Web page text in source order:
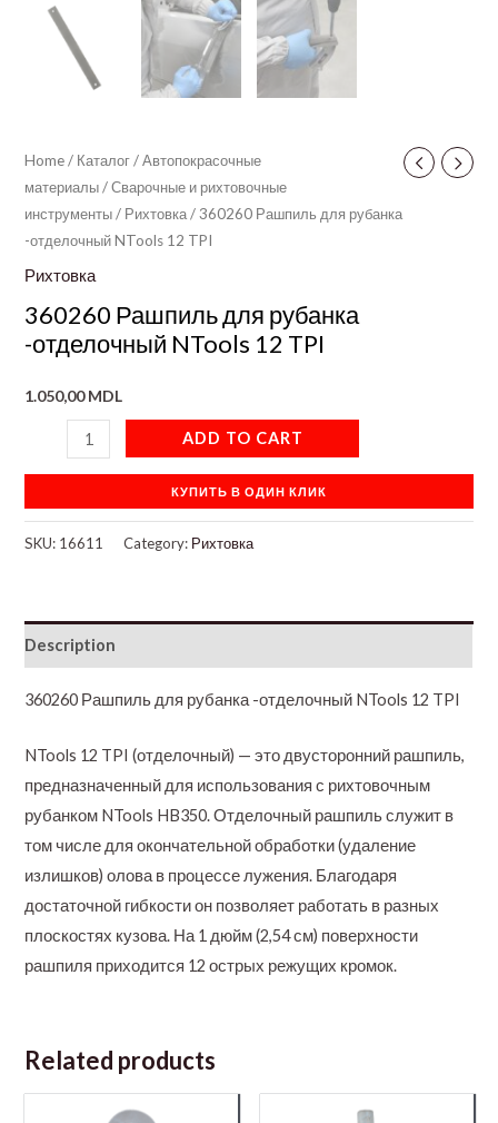
Home/ Каталог/Автопокрасочные
материалы/Сварочные и рихтовочные
инструменты/ Рихтовка/ 360260 Рашпиль для рубанка
-отделочный NTools 12 TPI
Рихтовка
360260 Рашпиль для рубанка
-отделочный NTools 12 TPI
1.050,00MDL
ADD TO CART
КУПИТЬ В ОДИН КЛИК
SKU: 16611 Category: Рихтовка
Description
360260 Рашпиль для рубанка -отделочный NTools 12 TPI
NTools 12 TPI (отделочный) — это двусторонний рашпиль,
предназначенный для использования с рихтовочным
рубанком NTools HB350. Отделочный рашпиль служит в
том числе для окончательной обработки (удаление
излишков) олова в процессе лужения. Благодаря
достаточной гибкости он позволяет работать в разных
плоскостях кузова. На 1 дюйм (2,54 см) поверхности
рашпиля приходится 12 острых режущих кромок.
Related products